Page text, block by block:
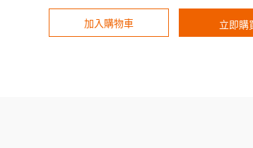
加入購物車 立即購